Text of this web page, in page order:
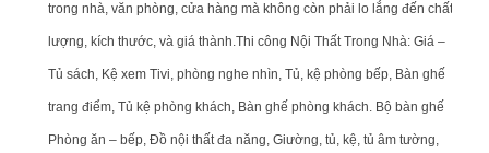
trong nhà, văn phòng, cửa hàng mà không còn phải lo lắng đến chất
lượng, kích thước, và giá thành.Thi công Nội Thất Trong Nhà: Giá –
Tủ sách, Kệ xem Tivi, phòng nghe nhìn, Tủ, kệ phòng bếp, Bàn ghế
trang điểm, Tủ kệ phòng khách, Bàn ghế phòng khách. Bộ bàn ghế
Phòng ăn – bếp, Đồ nội thất đa năng, Giường, tủ, kệ, tủ âm tường,